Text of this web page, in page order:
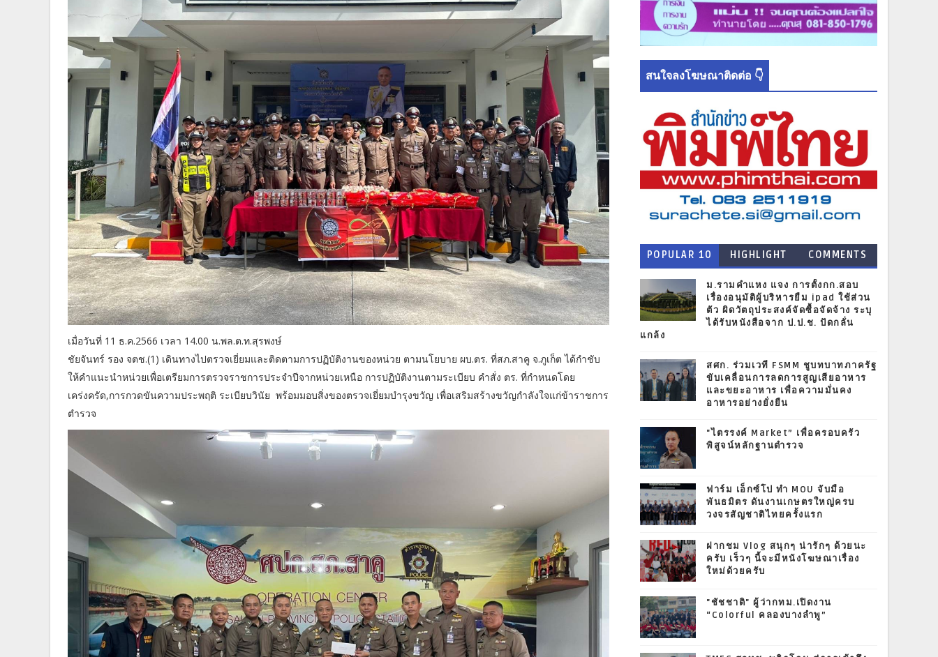
เมื่อวันที่ 11 ธ.ค.2566 เวลา 14.00 น.พล.ต.ท.สุรพงษ์
ชัยจันทร์ รอง จตช.(1) เดินทางไปตรวจเยี่ยมและติดตามการปฏิบัติงานของหน่วย ตามนโยบาย ผบ.ตร. ที่สภ.สาคู จ.ภูเก็ต ได้กำชับ
ให้คำแนะนำหน่วยเพื่อเตรียมการตรวจราชการประจำปีจากหน่วยเหนือ การปฏิบัติงานตามระเบียบ คำสั่ง ตร. ที่กำหนดโดย
เคร่งครัด,การกวดขันความประพฤติ ระเบียบวินัย พร้อมมอบสิ่งของตรวจเยี่ยมบำรุงขวัญ เพื่อเสริมสร้างขวัญกำลังใจแก่ข้าราชการ
ตำรวจ
สนใจลงโฆษณาติดต่อ 👇
POPULAR 10
HIGHLIGHT
COMMENTS
ม.รามคำแหง แจง การตั้งกก.สอบ
เรื่องอนุมัติผู้บริหารยืม ipad ใช้ส่วน
ตัว ผิดวัตถุประสงค์จัดซื้อจัดจ้าง ระบุ
ได้รับหนังสือจาก ป.ป.ช. ปัดกลั่น
แกล้ง
สศก. ร่วมเวที FSMM ชูบทบาทภาครัฐ
ขับเคลื่อนการลดการสูญเสียอาหาร
และขยะอาหาร เพื่อความมั่นคง
อาหารอย่างยั่งยืน
"ไตรรงค์ Market” เพื่อครอบครัว
พิสูจน์หลักฐานตำรวจ
ฟาร์ม เอ็กซ์โป ทำ MOU จับมือ
พันธมิตร ดันงานเกษตรใหญ่ครบ
วงจรสัญชาติไทยครั้งแรก
ฝากชม Vlog สนุกๆ น่ารักๆ ด้วยนะ
ครับ เร็วๆ นี้จะมีหนังโฆษณาเรื่อง
ใหม่ด้วยครับ
"ชัชชาติ" ผู้ว่ากทม.เปิดงาน
“Colorful คลองบางลำพู”